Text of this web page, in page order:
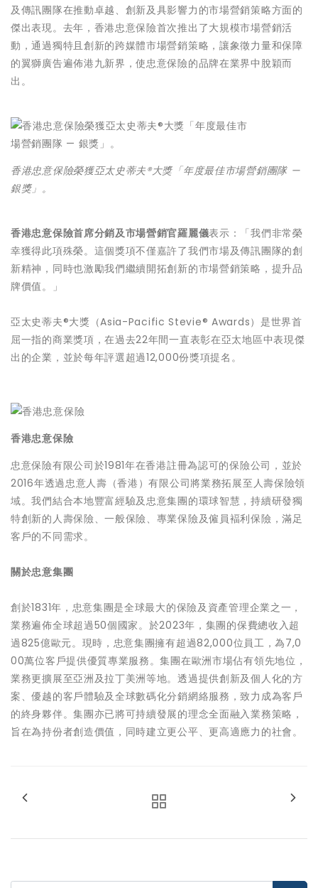
及傳訊團隊在推動卓越、創新及具影響力的市場營銷策略方面的
傑出表現。去年，香港忠意保險首次推出了大規模市場營銷活
動，通過獨特且創新的跨媒體市場營銷策略，讓象徵力量和保障
的翼獅廣告遍佈港九新界，使忠意保險的品牌在業界中脫穎而
出。
香港忠意保險榮獲亞太史蒂夫®大獎「年度最佳市場營銷團隊 —
銀獎」。
香港忠意保險首席分銷及市場營銷官羅麗儀表示：「我們非常榮
幸獲得此項殊榮。這個獎項不僅嘉許了我們市場及傳訊團隊的創
新精神，同時也激勵我們繼續開拓創新的市場營銷策略，提升品
牌價值。」
亞太史蒂夫®大獎（Asia-Pacific Stevie® Awards）是世界首
屈一指的商業獎項，在過去22年間一直表彰在亞太地區中表現傑
出的企業，並於每年評選超過12,000份獎項提名。
香港忠意保險
忠意保險有限公司於1981年在香港註冊為認可的保險公司，並於
2016年透過忠意人壽（香港）有限公司將業務拓展至人壽保險領
域。我們結合本地豐富經驗及忠意集團的環球智慧，持續研發獨
特創新的人壽保險、一般保險、專業保險及僱員褔利保險，滿足
客戶的不同需求。
關於忠意集團
創於1831年，忠意集團是全球最大的保險及資產管理企業之一，
業務遍佈全球超過50個國家。於2023年，集團的保費總收入超
過825億歐元。現時，忠意集團擁有超過82,000位員工，為7,0
00萬位客戶提供優質專業服務。集團在歐洲市場佔有領先地位，
業務更擴展至亞洲及拉丁美洲等地。透過提供創新及個人化的方
案、優越的客戶體驗及全球數碼化分銷網絡服務，致力成為客戶
的終身夥伴。集團亦已將可持續發展的理念全面融入業務策略，
旨在為持份者創造價值，同時建立更公平、更高適應力的社會。